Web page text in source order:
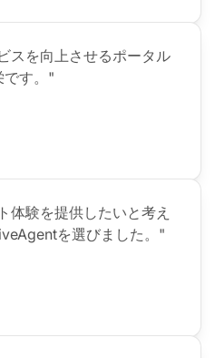
スを向上させるポータル
です。"
体験を提供したいと考え
を選びました。"